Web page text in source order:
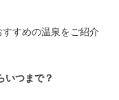
すめの温泉をご紹介
いつまで？